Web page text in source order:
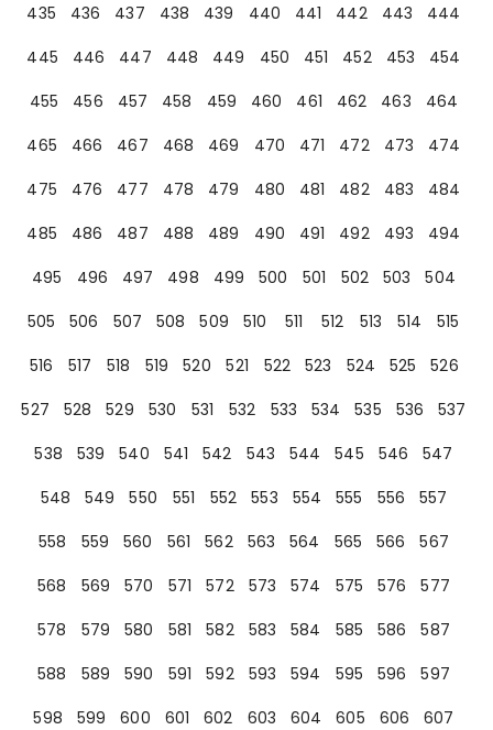
435
436 437 438 439 440 441 442 443
444
445
446 447 448 449 450 451 452 453
454
455
456 457 458 459 460 461 462 463
464
465
466 467 468 469 470 471 472 473
474
475
476 477 478 479 480 481 482 483
484
485
486 487 488 489 490 491 492 493
494
495
496 497 498 499 500 501 502 503
504
505
506 507 508 509 510 511 512 513 514
515
516
517 518 519 520 521 522 523 524 525
526
527
528 529 530 531 532 533 534 535 536
537
538
539 540 541 542 543 544 545 546
547
548
549 550 551 552 553 554 555 556
557
558
559 560 561 562 563 564 565 566
567
568
569 570 571 572 573 574 575 576
577
578
579 580 581 582 583 584 585 586
587
588
589 590 591 592 593 594 595 596
597
598
599 600 601 602 603 604 605 606
607